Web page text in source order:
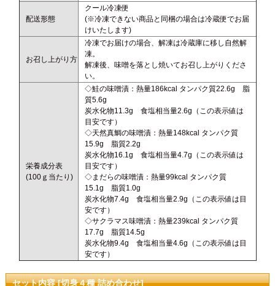
配送形態
クール冷凍便
(※冷凍できない商品と同梱の場合は冷蔵便でお届
けいたします)
お召し上がり方
冷凍でお届けの場合、解凍は冷蔵庫に移し自然解
凍。
解凍後、味噌を落とし焼いてお召し上がりくださ
い。
栄養成分表
(100ｇ当たり)
◇鮭の味噌漬：熱量186kcal タンパク質22.6g 脂
質5.6g
炭水化物11.3g 食塩相当量2.6g（この表示値は
目安です）
◇天然真鯛の味噌漬：熱量148kcal タンパク質
15.9g 脂質2.2g
炭水化物16.1g 食塩相当量4.7g（この表示値は
目安です）
◇まだらの味噌漬：熱量99kcal タンパク質
15.1g 脂質1.0g
炭水化物7.4g 食塩相当量2.9g（この表示値は目
安です）
◇サクラマス味噌漬：熱量239kcal タンパク質
17.7g 脂質14.5g
炭水化物9.4g 食塩相当量4.6g（この表示値は目
安です）
セット内容 [切身４種 詰め合わせ]